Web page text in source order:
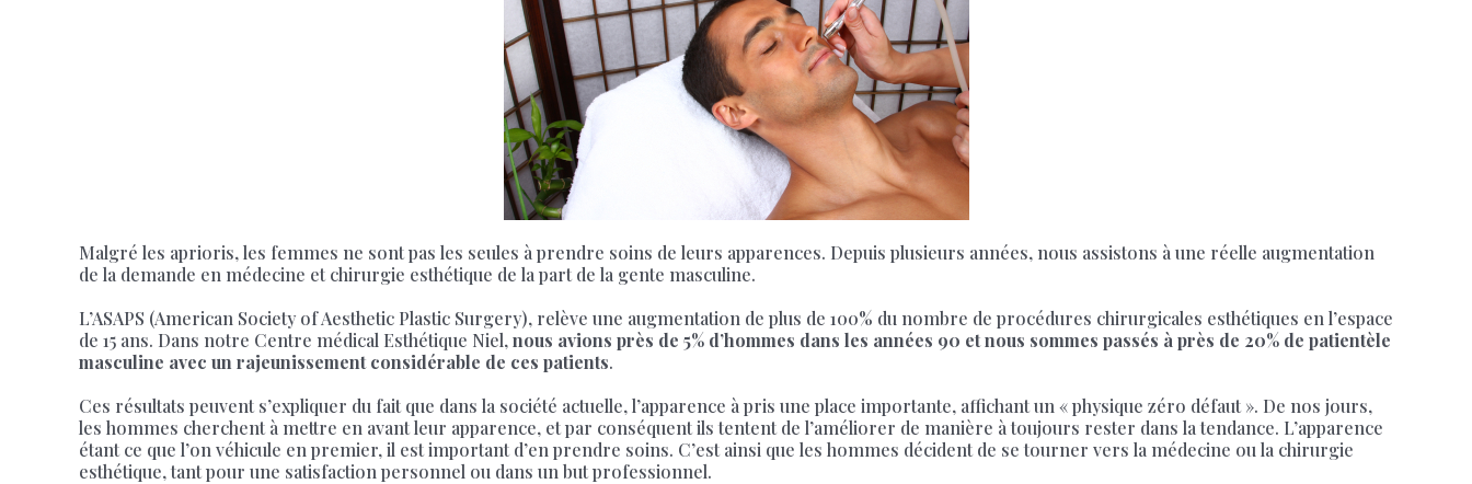
Malgré les aprioris, les femmes ne sont pas les seules à prendre soins de leurs apparences. Depuis plusieurs années, nous assistons à une réelle augmentation
de la demande en médecine et chirurgie esthétique de la part de la gente masculine.
L’ASAPS (American Society of Aesthetic Plastic Surgery), relève une augmentation de plus de 100% du nombre de procédures chirurgicales esthétiques en l’espace
de 15 ans. Dans notre Centre médical Esthétique Niel,nous avions près de 5% d’hommes dans les années 90 et nous sommes passés à près de 20% de patientèle
masculine avec un rajeunissement considérable de ces patients.
Ces résultats peuvent s’expliquer du fait que dans la société actuelle, l’apparence à pris une place importante, affichant un « physique zéro défaut ». De nos jours,
les hommes cherchent à mettre en avant leur apparence, et par conséquent ils tentent de l’améliorer de manière à toujours rester dans la tendance. L’apparence
étant ce que l’on véhicule en premier, il est important d’en prendre soins. C’est ainsi que les hommes décident de se tourner vers la médecine ou la chirurgie
esthétique, tant pour une satisfaction personnel ou dans un but professionnel.